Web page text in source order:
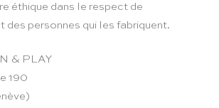
éthique dans le respect de
des personnes qui les fabriquent.
& PLAY
190